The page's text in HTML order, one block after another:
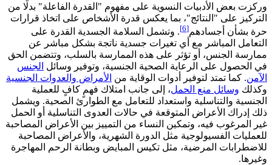
وركزت بعض الأدبيات النسوية على مفهوم "القدرة الفاعلة" بدلًا من
التركيز على "النتائج"، بما يعكس قدرة الأشخاص على اتخاذ قرارات
حرة بشأن أجسادهم[6]
. وتشمل السلامة الجسدية القدرة على
التعامل المباشر مع أي تغيرات جسدية ناتجة بشكل مباشر عن
ممارسة الجنس، أو تؤثر على هذه الممارسة بالسلب، وتتضمن الحق
في الحصول على الرعاية الصحية الجنسية، وتوفير وسائل الجنس
الآمن. كما تمتد لتوفير أدوات الوقاية من الأمراض والعدوات الجنسية
وكذلك وسائل منع الحمل، إلى جانب امتلاك فهمٍ كافٍ للعملية
الجنسية والتناسلية واستعداد للتعامل مع الطوارئ الصحية. ويشمل
ذلك إدراك الأعراض المتوقعة في حالات العدوى التناسلية أو الحمل
غير المرغوب فيه، وتمكين النساء من التمييز بين الأعراض المصاحبة
للعمليات الفسيولوجية مثل الدورة الشهرية، والأعراض المصاحبة
للاضطرابات المرضية، مثل تكيس المبايض وبطانة الرحم المهاجرة
وغيرها.